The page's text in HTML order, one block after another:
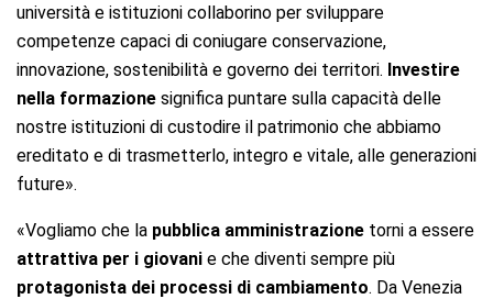
università e istituzioni collaborino per sviluppare
competenze capaci di coniugare conservazione,
innovazione, sostenibilità e governo dei territori. Investire
nella formazione significa puntare sulla capacità delle
nostre istituzioni di custodire il patrimonio che abbiamo
ereditato e di trasmetterlo, integro e vitale, alle generazioni
future».
«Vogliamo che la pubblica amministrazione torni a essere
attrattiva per i giovani e che diventi sempre più
protagonista dei processi di cambiamento. Da Venezia